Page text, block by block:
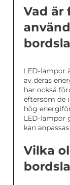
Vad är
LED-lampor
av deras
har också
eftersom de
hög
LED-lampor
kan
Vilka